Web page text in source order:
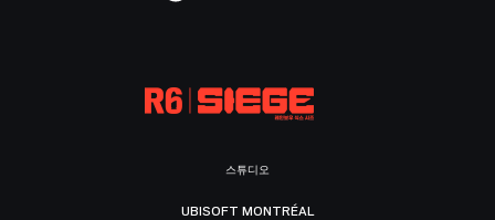
스튜디오
UBISOFT MONTRÉAL